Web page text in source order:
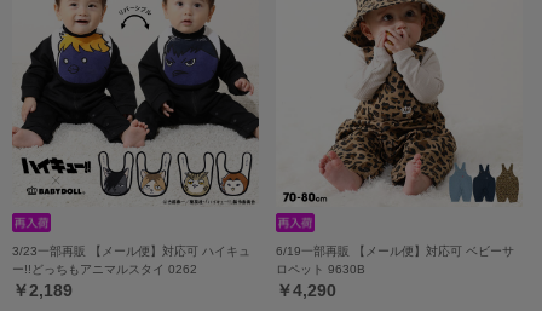
3/23一部再販 【メール便】対応可 ハイキュ
ー!!どっちもアニマルスタイ 0262
￥2,189
6/19一部再販 【メール便】対応可 ベビーサ
ロペット 9630B
￥4,290